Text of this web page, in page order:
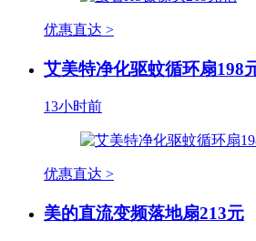
优惠直达 >
艾美特净化驱蚊循环扇198
13小时前
优惠直达 >
美的直流变频落地扇213元